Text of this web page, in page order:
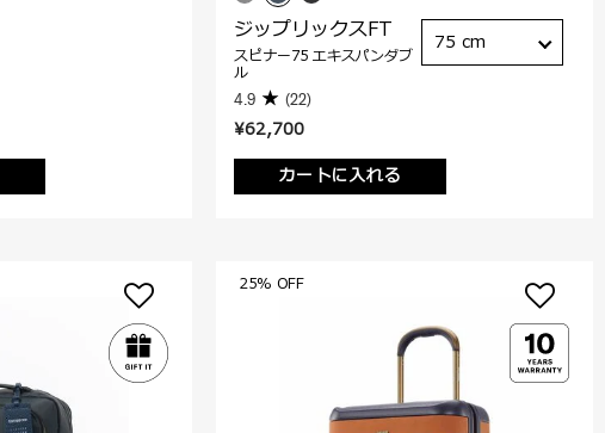
¥62,700
カートに入れる
ジップリックスFT
スピナー75 エキスパンダブ
ル
4.9 (22)
75 cm
25% OFF